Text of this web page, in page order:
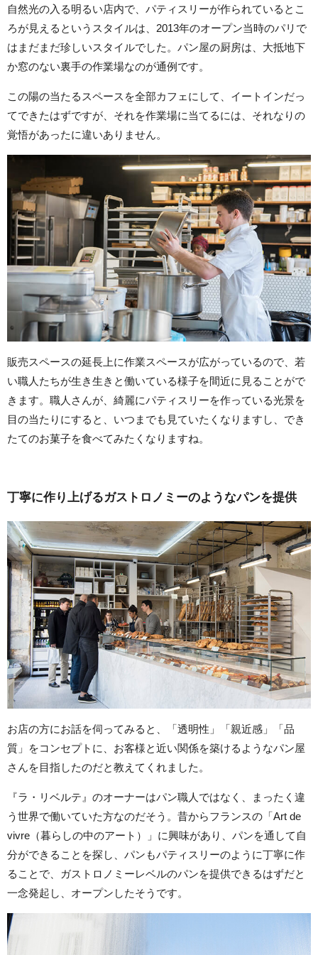
自然光の入る明るい店内で、パティスリーが作られているとこ
ろが見えるというスタイルは、2013年のオープン当時のパリで
はまだまだ珍しいスタイルでした。パン屋の厨房は、大抵地下
か窓のない裏手の作業場なのが通例です。
この陽の当たるスペースを全部カフェにして、イートインだっ
てできたはずですが、それを作業場に当てるには、それなりの
覚悟があったに違いありません。
販売スペースの延長上に作業スペースが広がっているので、若
い職人たちが生き生きと働いている様子を間近に見ることがで
きます。職人さんが、綺麗にパティスリーを作っている光景を
目の当たりにすると、いつまでも見ていたくなりますし、でき
たてのお菓子を食べてみたくなりますね。
丁寧に作り上げるガストロノミーのようなパンを提供
お店の方にお話を伺ってみると、「透明性」「親近感」「品
質」をコンセプトに、お客様と近い関係を築けるようなパン屋
さんを目指したのだと教えてくれました。
『ラ・リベルテ』のオーナーはパン職人ではなく、まったく違
う世界で働いていた方なのだそう。昔からフランスの「Art de
vivre（暮らしの中のアート）」に興味があり、パンを通して自
分ができることを探し、パンもパティスリーのように丁寧に作
ることで、ガストロノミーレベルのパンを提供できるはずだと
一念発起し、オープンしたそうです。